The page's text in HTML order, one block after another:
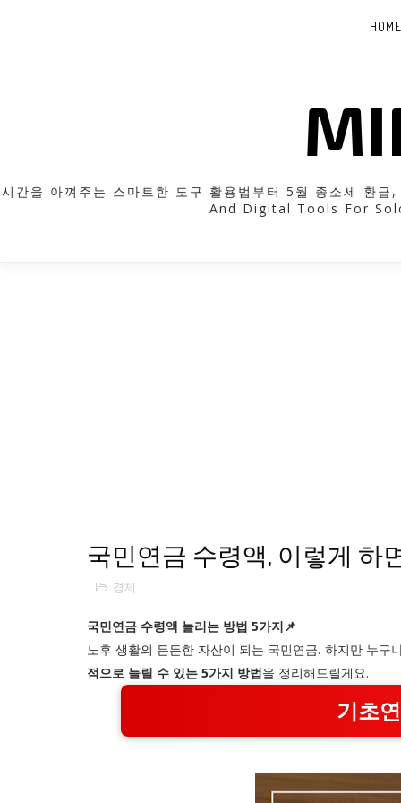
HOME
시간을 아껴주는 스마트한 도구 활용법부터 5월 종소세
And Digital Tools For
국민연금 수령액, 이렇게 하
경제
국민연금 수령액 늘리는 방법 5가지📌
노후 생활의 든든한 자산이 되는 국민연금. 하지만 누
적으로 늘릴 수 있는 5가지 방법을 정리해드릴게요.
기초